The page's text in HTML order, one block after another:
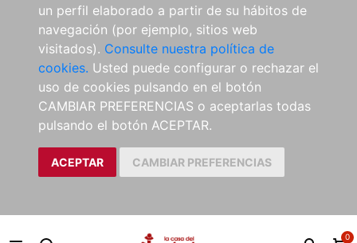
un perfil elaborado a partir de su hábitos de
navegación (por ejemplo, sitios web
visitados). Consulte nuestra política de
cookies. Usted puede configurar o rechazar el
uso de cookies pulsando en el botón
CAMBIAR PREFERENCIAS o aceptarlas todas
pulsando el botón ACEPTAR.
ACEPTAR CAMBIAR PREFERENCIAS
0